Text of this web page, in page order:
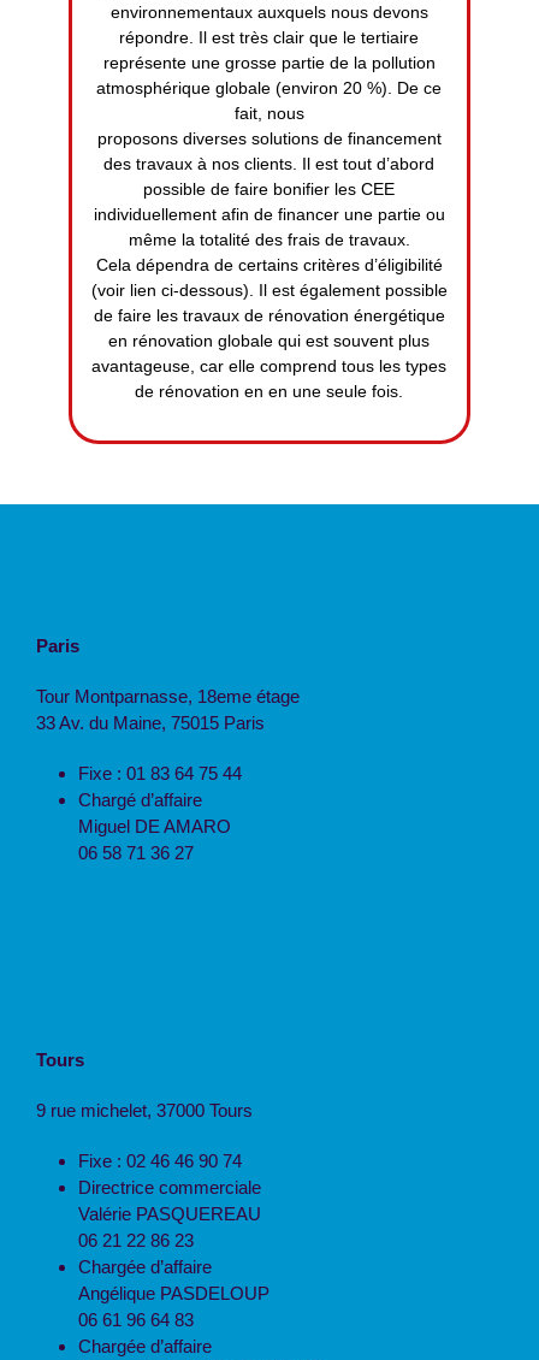
environnementaux auxquels nous devons
répondre. Il est très clair que le tertiaire
représente une grosse partie de la pollution
atmosphérique globale (environ 20 %). De ce
fait, nous
proposons diverses solutions de financement
des travaux à nos clients. Il est tout d’abord
possible de faire bonifier les CEE
individuellement afin de financer une partie ou
même la totalité des frais de travaux.
Cela dépendra de certains critères d’éligibilité
(voir lien ci-dessous). Il est également possible
de faire les travaux de rénovation énergétique
en rénovation globale qui est souvent plus
avantageuse, car elle comprend tous les types
de rénovation en en une seule fois.
Paris
Tour Montparnasse, 18eme étage
33 Av. du Maine, 75015 Paris
Fixe : 01 83 64 75 44
Chargé d’affaire
Miguel DE AMARO
06 58 71 36 27
Tours
9 rue michelet, 37000 Tours
Fixe : 02 46 46 90 74
Directrice commerciale
Valérie PASQUEREAU
06 21 22 86 23
Chargée d’affaire
Angélique PASDELOUP
06 61 96 64 83
Chargée d’affaire